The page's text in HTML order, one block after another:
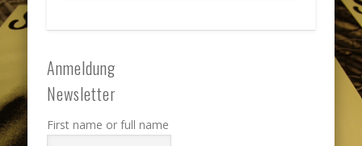
Anmeldung
Newsletter
First name or full name